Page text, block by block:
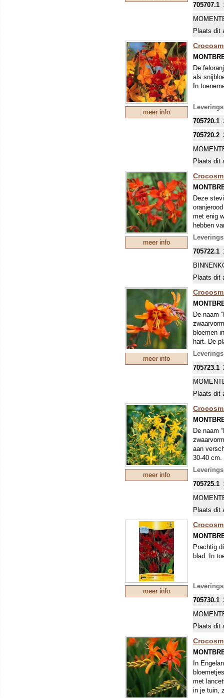
705707.1
Plaats dit
meer info
De
als
In
705720.1
705720.2
Plaats dit
meer info
Deze
met enig
hebben
705722.1
Plaats dit
meer info
De naam
bloemen
hart. De
705723.1
Plaats dit
meer info
De naam
aan
30-40 cm.
705725.1
Plaats dit
meer info
Prachtig
blad. In
705730.1
Plaats dit
In
met
in je tuin,